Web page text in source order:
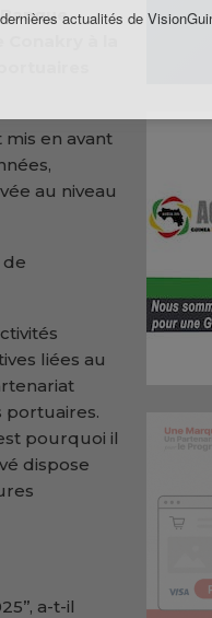
à la
en avant
au niveau
de
liées au
pourquoi il
dispose
a-t-il
actualités de